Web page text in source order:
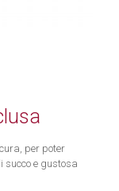
per poter
succo e gustosa